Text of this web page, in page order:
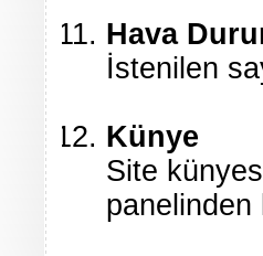
Hava
İstenilen
Künye
Site